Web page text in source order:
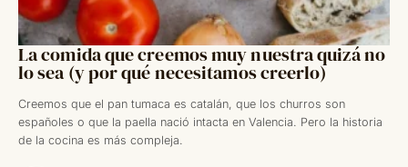
La comida que creemos muy nuestra quizá no
lo sea (y por qué necesitamos creerlo)
Creemos que el pan tumaca es catalán, que los churros son
españoles o que la paella nació intacta en Valencia. Pero la historia
de la cocina es más compleja.